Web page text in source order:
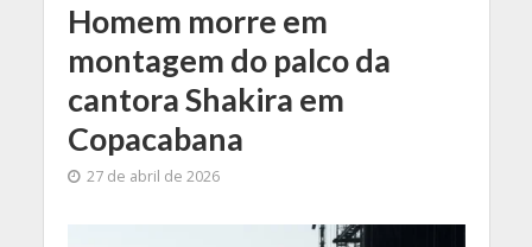
Homem morre em
montagem do palco da
cantora Shakira em
Copacabana
27 de abril de 2026